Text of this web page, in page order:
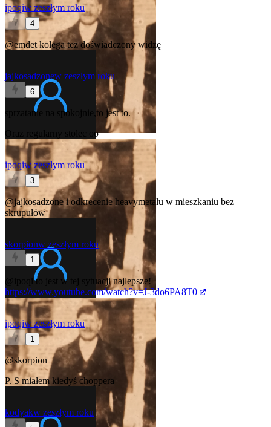
ipoqiw zeszłym roku
4
@emdet kolega też doświadczony widzę
jajkosadzonew zeszłym roku
6
sprzatanie na spokojnie,to jest to.
Oraz regularny stolec oo
ipoqiw zeszłym roku
3
@jajkosadzonei odkrecenie heavymetalu w mieszkaniu bez
skrupułów
skorpionw zeszłym roku
1
to jest w tej sytuacji najlepsze!
https://www.youtube.com/watch?v=J-3do6PA8T0
ipoqiw zeszłym roku
1
@skorpion
P. S miałem kiedyś choppera
kodyakw zeszłym roku